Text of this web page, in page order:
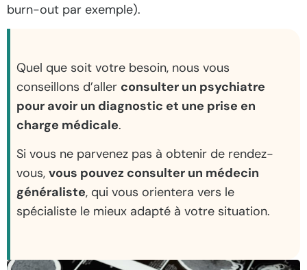
burn-out par exemple).
Quel que soit votre besoin, nous vous
conseillons d’aller consulter un psychiatre
pour avoir un diagnostic et une prise en
charge médicale.
Si vous ne parvenez pas à obtenir de rendez-
vous, vous pouvez consulter un médecin
généraliste, qui vous orientera vers le
spécialiste le mieux adapté à votre situation.